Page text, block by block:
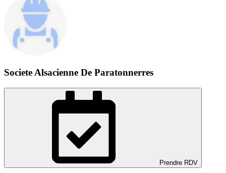
Societe Alsacienne De Paratonnerres
Prendre RDV